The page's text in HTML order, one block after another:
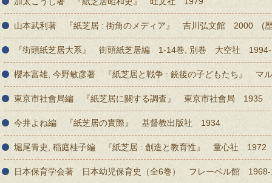
山本武利著 『紙芝居 : 街角のメディア』 吉川弘文館 2000 (歴
『街頭紙芝居大系』 街頭紙芝居編 1-14巻, 別巻 大空社
櫻本富雄, 今野敏彦著 『紙芝居と戦争 : 銃後の子どもたち』 マ
東京市社會局編 『紙芝居に關する調査』 東京市社會局 1935
今井よね編 『紙芝居の實際』 基督教出版社 1934
堀尾青史, 稲庭桂子編 『紙芝居 : 創造と教育性』 童心社 1972
日本保育学会著 日本幼児保育史（全6巻） フレーベル館 1968-
ズ紙芝居募集要項
ズライブ